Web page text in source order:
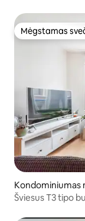
Mėgstamas
Mėgstamas
Kondominiumas
Šviesus T3 tipo